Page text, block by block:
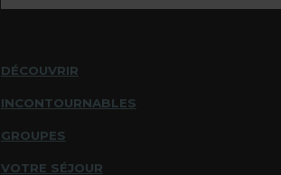
DÉCOUVRIR
INCONTOURNABLES
GROUPES
VOTRE SÉJOUR